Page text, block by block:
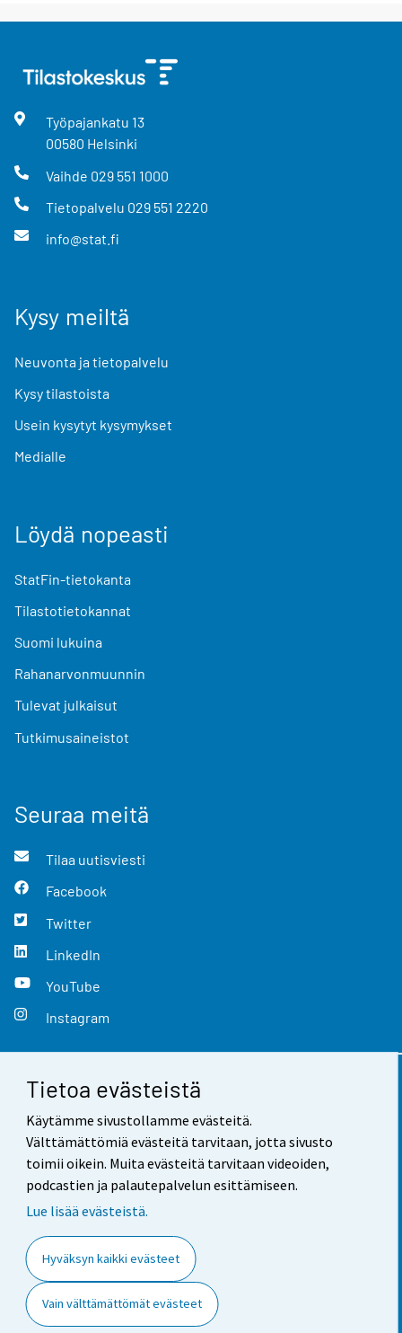
Tietoa evästeistä
Käytämme sivustollamme evästeitä.
Välttämättömiä evästeitä tarvitaan, jotta sivusto
toimii oikein. Muita evästeitä tarvitaan videoiden,
podcastien ja palautepalvelun esittämiseen.
Lue lisää evästeistä.
Hyväksyn kaikki evästeet
Vain välttämättömät evästeet
Työpajankatu 13
00580 Helsinki
Vaihde 029 551 1000
Tietopalvelu 029 551 2220
info@stat.fi
Kysy meiltä
Neuvonta ja tietopalvelu
Kysy tilastoista
Usein kysytyt kysymykset
Medialle
Löydä nopeasti
StatFin-tietokanta
Tilastotietokannat
Suomi lukuina
Rahanarvonmuunnin
Tulevat julkaisut
Tutkimusaineistot
Seuraa meitä
Tilaa uutisviesti
Facebook
Twitter
LinkedIn
YouTube
Instagram
Yhteystiedot
Palaute
Käyttöehdot
Saavutettavuus
Tietoa sivustosta
Evästeasetukset